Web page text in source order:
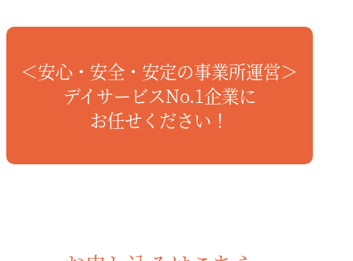
＜安心・安全・安定の事業所運営＞
デイサービスNo.1企業に
お任せください！